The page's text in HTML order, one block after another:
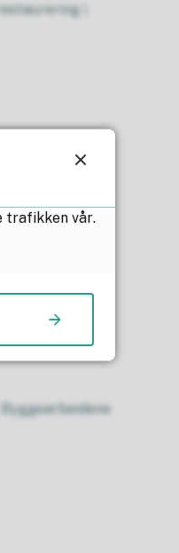
i
ut på høring
ønsker å
trafikken vår.